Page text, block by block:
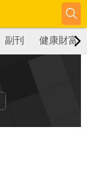
副刊 健康財富